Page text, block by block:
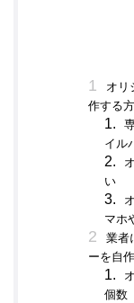
オリ
作する
イル
い
マホ
業者
ーを自
個数